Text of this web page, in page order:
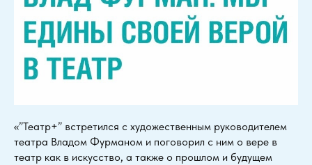
«”Театр+” встретился с художественным руководителем
театра Владом Фурманом и поговорил с ним о вере в
театр как в искусство, а также о прошлом и будущем